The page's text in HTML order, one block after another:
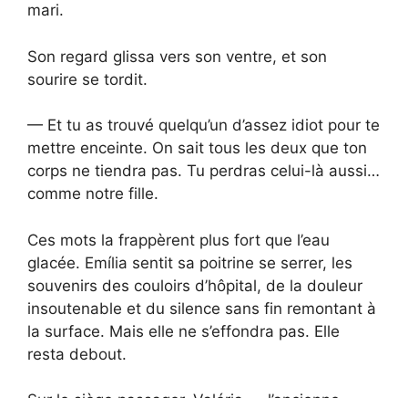
mari.
Son regard glissa vers son ventre, et son
sourire se tordit.
— Et tu as trouvé quelqu’un d’assez idiot pour te
mettre enceinte. On sait tous les deux que ton
corps ne tiendra pas. Tu perdras celui-là aussi…
comme notre fille.
Ces mots la frappèrent plus fort que l’eau
glacée. Emília sentit sa poitrine se serrer, les
souvenirs des couloirs d’hôpital, de la douleur
insoutenable et du silence sans fin remontant à
la surface. Mais elle ne s’effondra pas. Elle
resta debout.